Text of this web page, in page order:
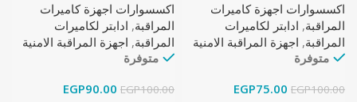
اكسسوارات اجهزة كاميرات
المراقبة, ادابتر لكاميرات
المراقبة, اجهزة المراقبة الامنية
متوفرة
EGP100.00
EGP75.00
اكسسوارات اجهزة كاميرات
المراقبة, ادابتر لكاميرات
المراقبة, اجهزة المراقبة الامنية
متوفرة
EGP100.00
EGP90.00